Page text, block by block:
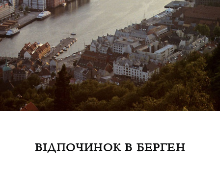
ВІДПОЧИНОК В БЕРГЕН